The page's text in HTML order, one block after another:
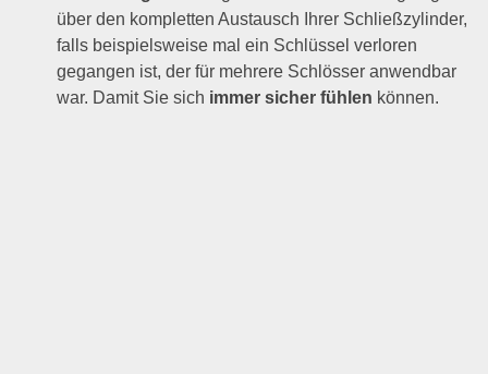
über den kompletten Austausch Ihrer Schließzylinder,
falls beispielsweise mal ein Schlüssel verloren
gegangen ist, der für mehrere Schlösser anwendbar
war. Damit Sie sich immer sicher fühlen können.